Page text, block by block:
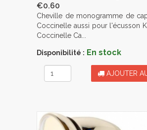
€0.60
Cheville de monogramme de
Coccinelle aussi pour l'écusson
Coccinelle Ca...
Disponibilité : En stock
AJOUTER